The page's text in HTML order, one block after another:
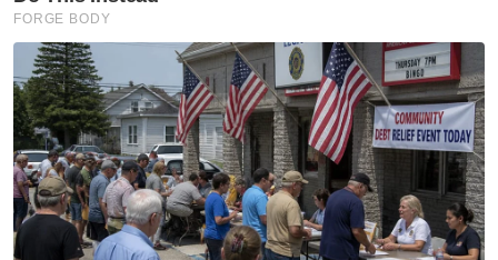
Ditahan
SPRM
Artikel Disyorkan